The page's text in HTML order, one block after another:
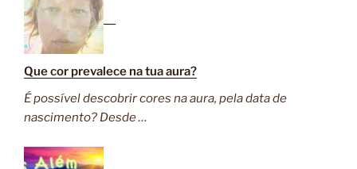
Que cor prevalece na tua aura?
É possível descobrir cores na aura, pela data de
nascimento? Desde …